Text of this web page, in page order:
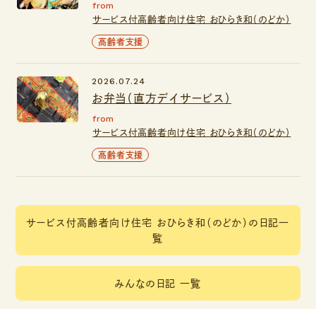
from
サービス付高齢者向け住宅 おひらき和（のどか）
高齢者支援
お弁当（直方デイサービス）
2026.07.24
from
サービス付高齢者向け住宅 おひらき和（のどか）
高齢者支援
サービス付高齢者向け住宅 おひらき和（のどか）の日記一
覧
みんなの日記 一覧